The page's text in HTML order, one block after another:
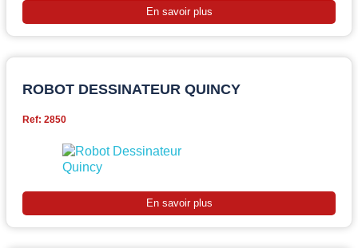
En savoir plus
ROBOT DESSINATEUR QUINCY
Ref: 2850
En savoir plus